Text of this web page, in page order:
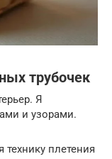
трубочек
Я
и узорами.
плетения